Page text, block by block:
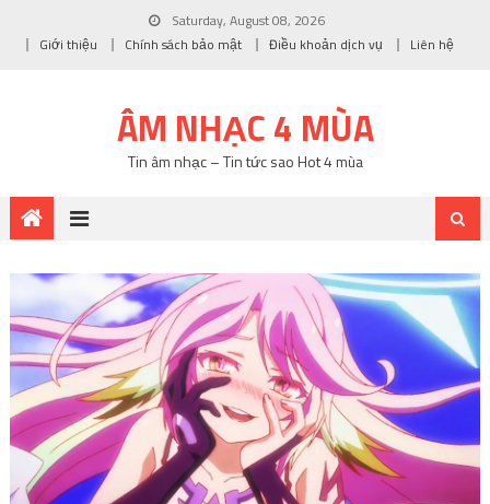
Saturday, August 08, 2026
Giới thiệu
Chính sách bảo mật Điều khoản dịch vụ Liên hệ
ÂM NHẠC 4 MÙA
Tin âm nhạc – Tin tức sao Hot 4 mùa